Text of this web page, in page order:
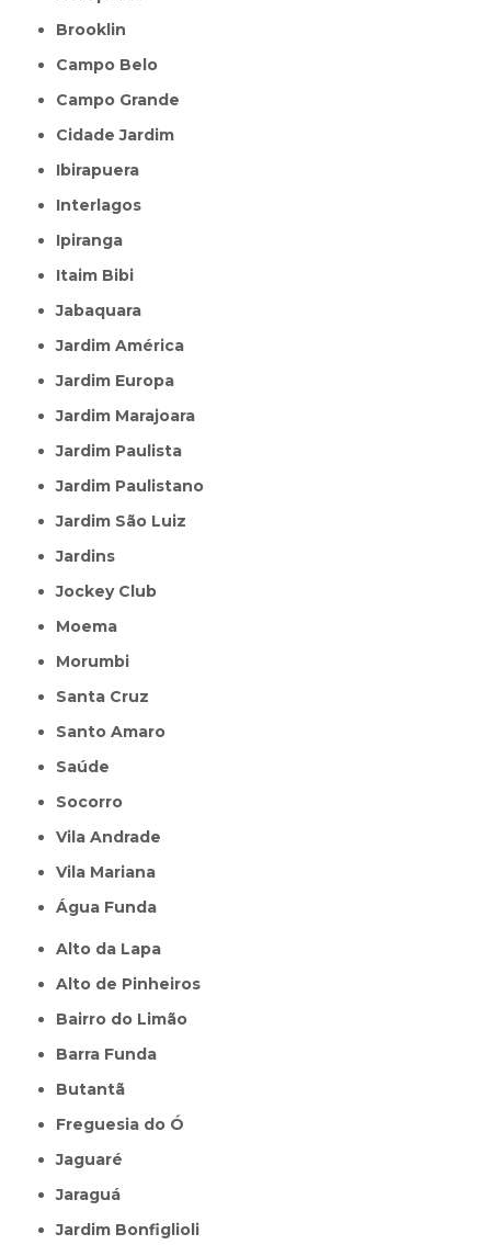
Brooklin
Campo Belo
Campo Grande
Cidade Jardim
Ibirapuera
Interlagos
Ipiranga
Itaim Bibi
Jabaquara
Jardim América
Jardim Europa
Jardim Marajoara
Jardim Paulista
Jardim Paulistano
Jardim São Luiz
Jardins
Jockey Club
Moema
Morumbi
Santa Cruz
Santo Amaro
Saúde
Socorro
Vila Andrade
Vila Mariana
Água Funda
Alto da Lapa
Alto de Pinheiros
Bairro do Limão
Barra Funda
Butantã
Freguesia do Ó
Jaguaré
Jaraguá
Jardim Bonfiglioli